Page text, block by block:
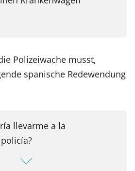
Polizeiwache musst,
spanische Redewendung
llevarme a la